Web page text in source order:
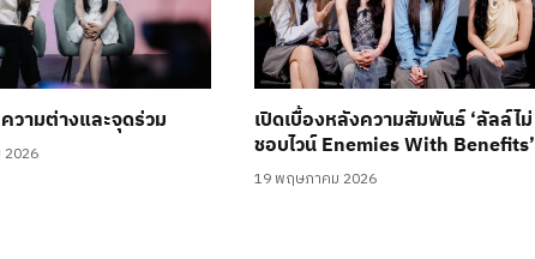
วามต่างและจุดร่วม เปิดเบื้องหลังความสัมพันธ์ ‘ลัลล์ไม่
ชอบไวน์ Enemies With Benefits’
19 พฤษภาคม 2026